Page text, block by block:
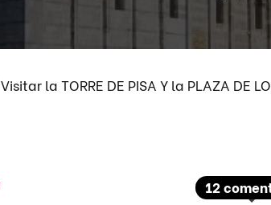
Visitar la TORRE DE PISA Y la PLAZA DE
12